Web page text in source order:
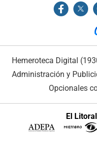
Hemeroteca Digital
Administración y
Opcionales
El